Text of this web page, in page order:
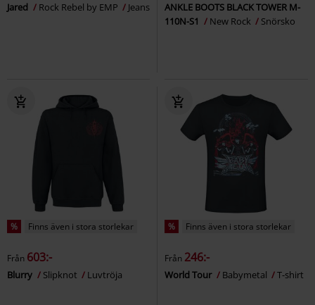
Jared Rock Rebel by EMP Jeans
ANKLE BOOTS BLACK TOWER M-
110N-S1
New Rock Snörsko
% Finns även i stora storlekar
Från 603:-
Blurry Slipknot Luvtröja
% Finns även i stora storlekar
Från 246:-
World Tour Babymetal T-shirt